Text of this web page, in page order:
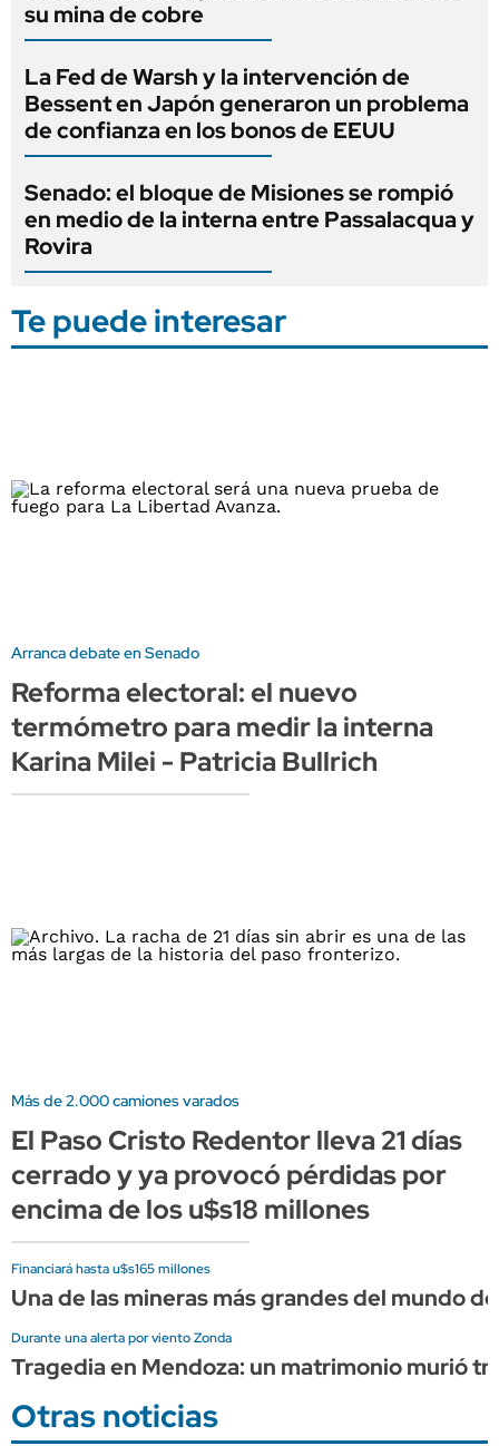
su mina de cobre
La Fed de Warsh y la intervención de
Bessent en Japón generaron un problema
de confianza en los bonos de EEUU
Senado: el bloque de Misiones se rompió
en medio de la interna entre Passalacqua y
Rovira
Te puede interesar
Arranca debate en Senado
Reforma electoral: el nuevo
termómetro para medir la interna
Karina Milei - Patricia Bullrich
Más de 2.000 camiones varados
El Paso Cristo Redentor lleva 21 días
cerrado y ya provocó pérdidas por
encima de los u$s18 millones
Financiará hasta u$s165 millones
Una de las mineras más grandes del mundo
Durante una alerta por viento Zonda
Tragedia en Mendoza: un matrimonio murió
Otras noticias